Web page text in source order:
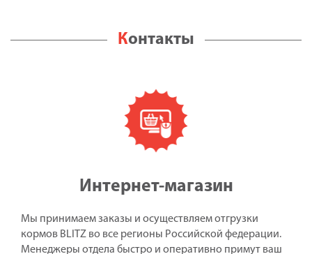
Контакты
Интернет-магазин
Мы принимаем заказы и осуществляем отгрузки
кормов BLITZ во все регионы Российской федерации.
Менеджеры отдела быстро и оперативно примут ваш